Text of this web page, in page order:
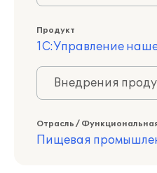
Продукт
1С:Управление
Внедрения
Отрасль /
Пищевая